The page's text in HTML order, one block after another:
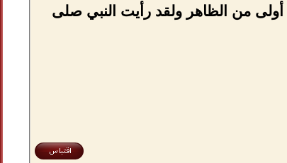
من الظاهر ولقد رأيت النبي صلى